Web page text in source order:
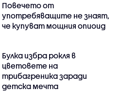
Повечето от
употребяващите не знаят,
че купуват мощния опиоид
Булка избра рокля в
цветовете на
трибагреника заради
детска мечта